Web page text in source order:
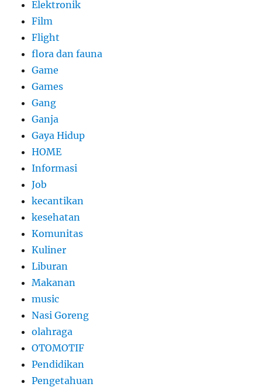
Elektronik
Film
Flight
flora dan fauna
Game
Games
Gang
Ganja
Gaya Hidup
HOME
Informasi
Job
kecantikan
kesehatan
Komunitas
Kuliner
Liburan
Makanan
music
Nasi Goreng
olahraga
OTOMOTIF
Pendidikan
Pengetahuan